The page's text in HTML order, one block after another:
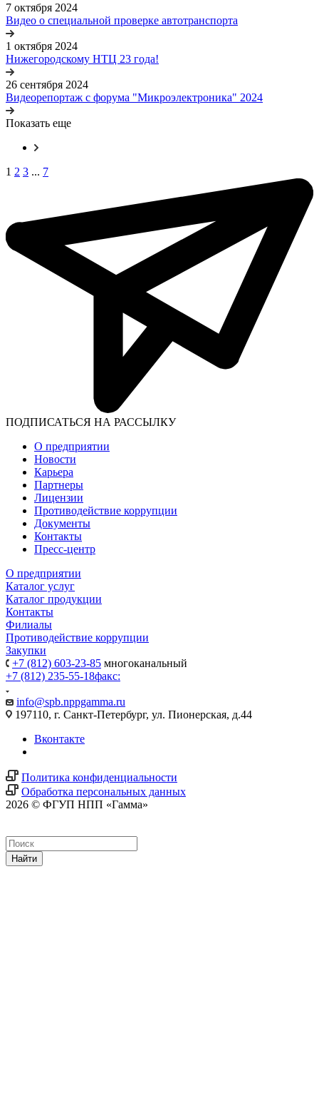
7 октября 2024
Видео о специальной проверке автотранспорта
1 октября 2024
Нижегородскому НТЦ 23 года!
26 сентября 2024
Видеорепортаж с форума "Микроэлектроника" 2024
Показать еще
1 2 3 ... 7
ПОДПИСАТЬСЯ НА РАССЫЛКУ
О предприятии
Новости
Карьера
Партнеры
Лицензии
Противодействие коррупции
Документы
Контакты
Пресс-центр
О предприятии
Каталог услуг
Каталог продукции
Контакты
Филиалы
Противодействие коррупции
Закупки
+7 (812) 603-23-85 многоканальный
+7 (812) 235-55-18факс:
info@spb.nppgamma.ru
197110, г. Санкт-Петербург, ул. Пионерская, д.44
Вконтакте
Политика конфиденциальности
Обработка персональных данных
2026 © ФГУП НПП «Гамма»
Найти